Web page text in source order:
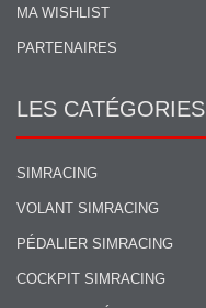
MA WISHLIST
PARTENAIRES
LES CATÉGORIES
SIMRACING
VOLANT SIMRACING
PÉDALIER SIMRACING
COCKPIT SIMRACING